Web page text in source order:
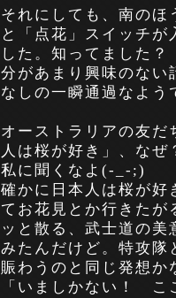
それにしても、南の
と「点花」スイッチ
した。知ってました
分があまり興味のない
なしの一瞬通過なよう
オーストラリアの友
人は桜が好き」、な
私に聞くなよ (-_-;)
確かに日本人は桜が好
てお花見とか行きた
ッと散る、武士道の
みたんだけど。特攻
賑わうのと同じ発想
「いましかない！ こ